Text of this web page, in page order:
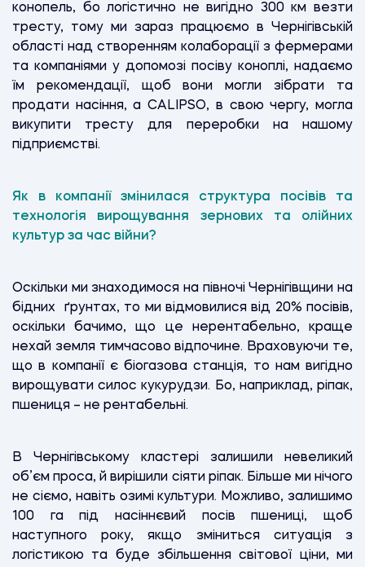
конопель, бо логістично не вигідно 300 км везти
тресту, тому ми зараз працюємо в Чернігівській
області над створенням колаборації з фермерами
та компаніями у допомозі посіву коноплі, надаємо
їм рекомендації, щоб вони могли зібрати та
продати насіння, а CALIPSO, в свою чергу, могла
викупити тресту для переробки на нашому
підприємстві.
Як в компанії змінилася структура посівів та
технологія вирощування зернових та олійних
культур за час війни?
Оскільки ми знаходимося на півночі Чернігівщини на
бідних ґрунтах, то ми відмовилися від 20% посівів,
оскільки бачимо, що це нерентабельно, краще
нехай земля тимчасово відпочине. Враховуючи те,
що в компанії є біогазова станція, то нам вигідно
вирощувати силос кукурудзи. Бо, наприклад, ріпак,
пшениця – не рентабельні.
В Чернігівському кластері залишили невеликий
об’єм проса, й вирішили сіяти ріпак. Більше ми нічого
не сіємо, навіть озимі культури. Можливо, залишимо
100 га під насіннєвий посів пшениці, щоб
наступного року, якщо зміниться ситуація з
логістикою та буде збільшення світової ціни, ми